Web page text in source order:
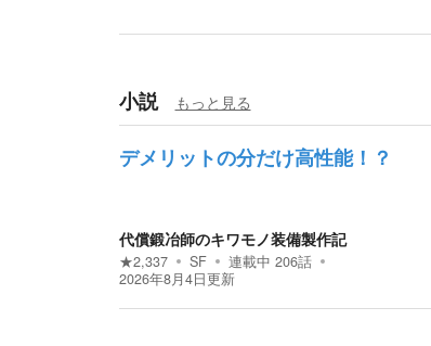
小説 もっと見る
デメリットの分だけ高性能！？
代償鍛冶師のキワモノ装備製作記
★2,337 SF 連載中 206話
2026年8月4日更新